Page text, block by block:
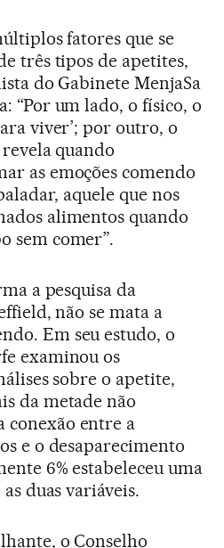
fatores que se
três tipos de apetites,
do Gabinete MenjaSa
“Por um lado, o físico, o
viver’; por outro, o
quando
as emoções comendo
aquele que nos
alimentos quando
sem comer”.
a pesquisa da
não se mata a
Em seu estudo, o
examinou os
sobre o apetite,
da metade não
conexão entre a
e o desaparecimento
6% estabeleceu uma
duas variáveis.
o Conselho